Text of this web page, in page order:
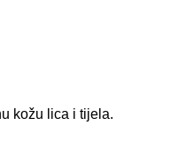
kožu lica i tijela.